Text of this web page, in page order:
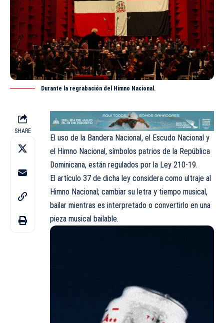
Durante la regrabación del Himno Nacional.
SHARE
El uso de la Bandera Nacional, el Escudo Nacional y
el Himno Nacional, símbolos patrios de la República
Dominicana, están regulados por la Ley 210-19.
El artículo 37 de dicha ley considera como ultraje al
Himno Nacional; cambiar su letra y tiempo musical,
bailar mientras es interpretado o convertirlo en una
pieza musical bailable.